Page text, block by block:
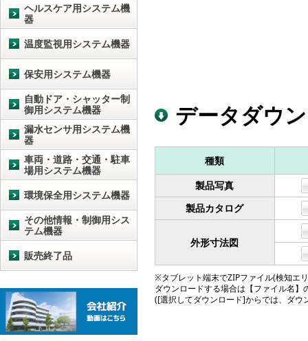
データダウ
種類
製品写真
製品カタログ
外形寸法図
※タブレット端末でZIPファイル(検知エ
ダウンロードする場合は【ファイル名
([選択してダウンロード]からでは、ダ
ヘルスケア用システム機
器
温度監視用システム機器
保安用システム機器
自動ドア・シャッター制
御用システム機器
漏水センサ用システム機
器
車両・道路・交通・駐車
場用システム機器
環境保全用システム機器
その他情報・制御用シス
テム機器
販売終了品